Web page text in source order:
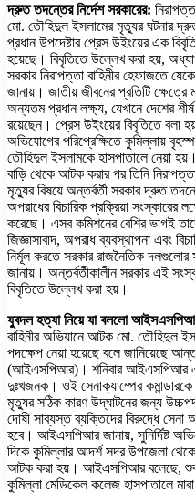
দ্রুত তদন্তের নির্দেশ সরকারের:
মো. তৌহিদুল ইসলামের মৃত্যুর ঘটনার
প্রধান উপদেষ্টার প্রেস উইংয়ের এক
হয়েছে। বিবৃতিতে উল্লেখ করা হয়,
সরকার নিরাপত্তা বাহিনীর হেফাজতে
জানায়। জাতীয় জীবনের প্রতিটি ক্ষেত্রে
অন্যতম প্রধান লক্ষ্য, যেখানে দেশের শীর্ষ
রয়েছেন। প্রেস উইংয়ের বিবৃতিতে বলা
অভিযোগের পরিপ্রেক্ষিতে কুমিল্লায়
তৌহিদুল ইসলামকে হাসপাতালে নেয়া
বাড়ি থেকে আটক করার পর তিনি
মৃত্যুর বিষয়ে অন্তর্বর্তী সরকার দ্রুত
অপরাধের বিচারিক প্রক্রিয়া সংস্কারের
করেছে। এসব কমিশনের বেশির ভাগই
জিজ্ঞাসাবাদ, অপরাধ ব্যবস্থাপনা এবং
নির্মূল করতে সরকার রাজনৈতিক
জানায়। অন্তর্বর্তীকালীন সরকার এই
বিবৃতিতে উল্লেখ করা হয়।
যুবদল হত্যা নিয়ে যা বললো
বাহিনীর অভিযানে আটক মো. তৌহিদুল
পদক্ষেপ নেয়া হয়েছে বলে জানিয়েছে
(আইএসপিআর)। শনিবার আইএসপিআর এক
দুঃখজনক। ওই সেনাক্যাম্পের কমান্ডারকে
মৃত্যুর সঠিক কারণ উদ্‌ঘাটনের জন্য
দোষী সাব্যস্ত ব্যক্তিদের বিরুদ্ধে
হবে। আইএসপিআর জানায়, সুনির্দিষ্ট
দিকে কুমিল্লার আদর্শ সদর উপজেলা
আটক করা হয়। আইএসপিআর বলেছে,
কুমিল্লা মেডিকেল কলেজ হাসপাতালে